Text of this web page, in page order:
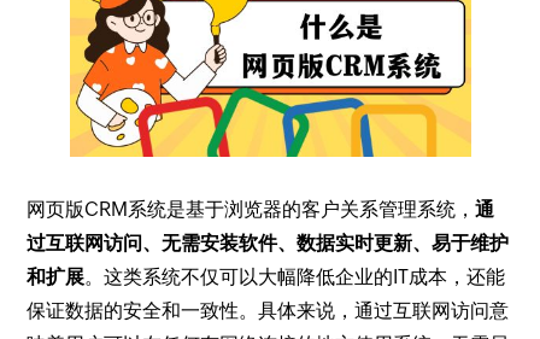
网页版CRM系统是基于浏览器的客户关系管理系统，通
过互联网访问、无需安装软件、数据实时更新、易于维护
和扩展。这类系统不仅可以大幅降低企业的IT成本，还能
保证数据的安全和一致性。具体来说，通过互联网访问意